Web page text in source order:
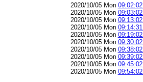
2020/10/05 Mon 09:02:02
2020/10/05 Mon 09:03:02
2020/10/05 Mon 09:13:02
2020/10/05 Mon 09:14:31
2020/10/05 Mon 09:19:02
2020/10/05 Mon 09:30:02
2020/10/05 Mon 09:38:02
2020/10/05 Mon 09:39:02
2020/10/05 Mon 09:45:02
2020/10/05 Mon 09:54:02